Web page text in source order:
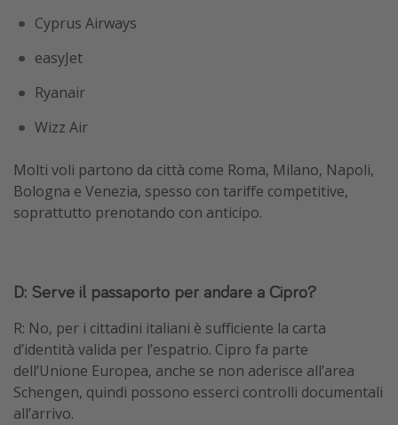
Cyprus Airways
easyJet
Ryanair
Wizz Air
Molti voli partono da città come Roma, Milano, Napoli,
Bologna e Venezia, spesso con tariffe competitive,
soprattutto prenotando con anticipo.
D: Serve il passaporto per andare a Cipro?
R: No, per i cittadini italiani è sufficiente la carta
d’identità valida per l’espatrio. Cipro fa parte
dell’Unione Europea, anche se non aderisce all’area
Schengen, quindi possono esserci controlli documentali
all’arrivo.